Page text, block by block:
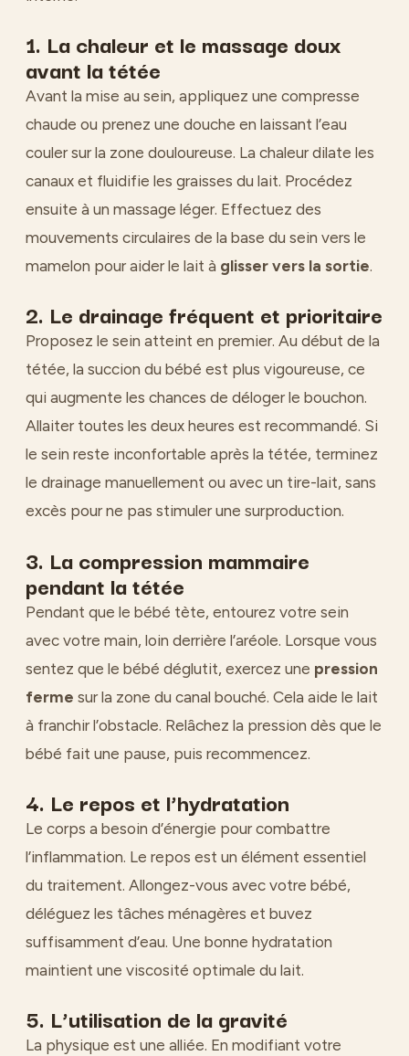
1. La chaleur et le massage doux
avant la tétée
Avant la mise au sein, appliquez une compresse
chaude ou prenez une douche en laissant l’eau
couler sur la zone douloureuse. La chaleur dilate les
canaux et fluidifie les graisses du lait. Procédez
ensuite à un massage léger. Effectuez des
mouvements circulaires de la base du sein vers le
mamelon pour aider le lait à glisser vers la sortie.
2. Le drainage fréquent et prioritaire
Proposez le sein atteint en premier. Au début de la
tétée, la succion du bébé est plus vigoureuse, ce
qui augmente les chances de déloger le bouchon.
Allaiter toutes les deux heures est recommandé. Si
le sein reste inconfortable après la tétée, terminez
le drainage manuellement ou avec un tire-lait, sans
excès pour ne pas stimuler une surproduction.
3. La compression mammaire
pendant la tétée
Pendant que le bébé tète, entourez votre sein
avec votre main, loin derrière l’aréole. Lorsque vous
sentez que le bébé déglutit, exercez une pression
ferme sur la zone du canal bouché. Cela aide le lait
à franchir l’obstacle. Relâchez la pression dès que le
bébé fait une pause, puis recommencez.
4. Le repos et l’hydratation
Le corps a besoin d’énergie pour combattre
l’inflammation. Le repos est un élément essentiel
du traitement. Allongez-vous avec votre bébé,
déléguez les tâches ménagères et buvez
suffisamment d’eau. Une bonne hydratation
maintient une viscosité optimale du lait.
5. L’utilisation de la gravité
La physique est une alliée. En modifiant votre